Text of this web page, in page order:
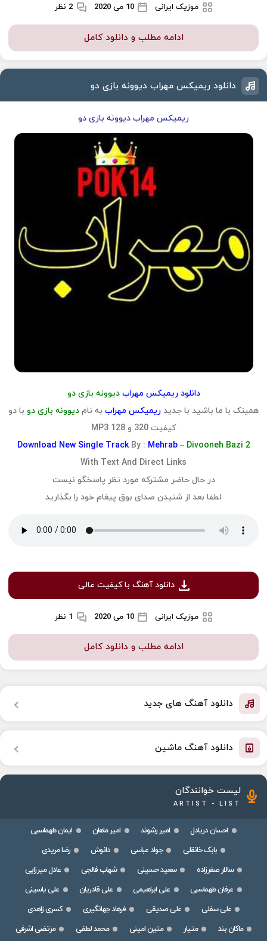
موزیک ایرانی 10 می 2020 2 نظر
ادامه مطلب و دانلود کامل
دانلود ریمیکس مهراب دیوونه بازی دو
ریمیکس مهراب دیوونه بازی دو
دانلودریمیکس مهراب دیوونه بازی دو
همینک با ما باشید با جدید ریمیکس مهراب به نام دیوونه بازی دو با دو
کیفیت 320 و 128 MP3
Download New Single Track By : Mehrab – Divooneh Bazi 2
With Text And Direct Links
در حال حاضر مشترکه مورد نظر پاسخگو نیست
لطفا بعد از شنیدن صدای بوق پیغام خود را بگذارید
دانلود آهنگ با کیفیت عالی
موزیک ایرانی 10 می 2020 1 نظر
ادامه مطلب و دانلود کامل
دانلود آهنگ های جدید
دانلود آهنگ ماشین
لیست خوانندگان
ARTIST - LIST
احسان دریادل امیر رشوند امیر ماهان
ایمان طهماسبی
بابک خانقلی
جواد عباسی دانوش
رضا مریدی
سالار صفرزاده
سعید حسینی شهاب فالجی
عادل میرزایی
عرفان طهماسبی
علی ابراهیمی علی قادریان
علی یاسینی
علی سفلی
علی صدیقی فرهاد جهانگیری
کسری زاهدی
ماکان بند
متیار متین امینی محمد لطفی
مرتضی اشرفی